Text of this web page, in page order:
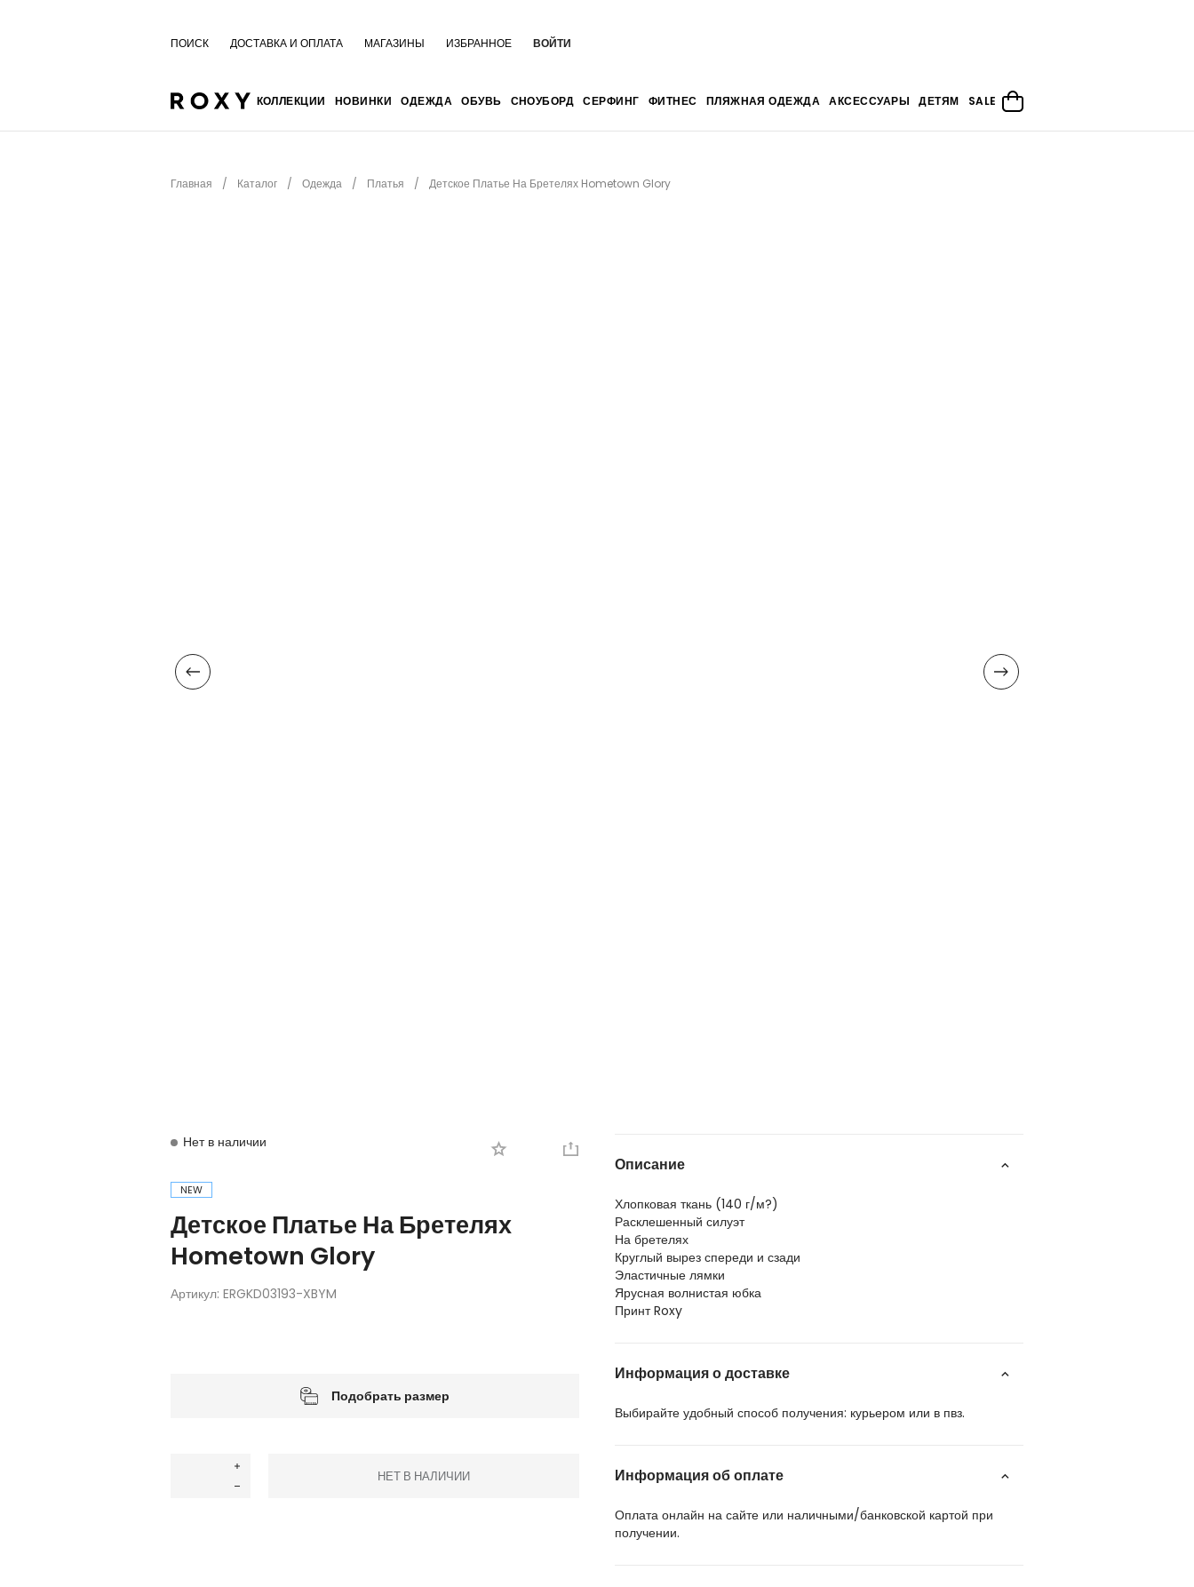
ПОИСК ДОСТАВКА И ОПЛАТА МАГАЗИНЫ ИЗБРАННОЕ ВОЙТИ
КОЛЛЕКЦИИ НОВИНКИ ОДЕЖДА ОБУВЬ СНОУБОРД СЕРФИНГ ФИТНЕС ПЛЯЖНАЯ ОДЕЖДА АКСЕССУАРЫ ДЕТЯМ SALE
Главная Каталог Одежда Платья Детское Платье На Бретелях Hometown Glory
Нет в наличии
NEW
Детское Платье На Бретелях
Hometown Glory
Артикул: ERGKD03193-XBYM
Подобрать размер
НЕТ В НАЛИЧИИ
Описание
Хлопковая ткань (140 г/м?)
Расклешенный силуэт
На бретелях
Круглый вырез спереди и сзади
Эластичные лямки
Ярусная волнистая юбка
Принт Roxy
Информация о доставке
Выбирайте удобный способ получения: курьером или в пвз.
Информация об оплате
Оплата онлайн на сайте или наличными/банковской картой при
получении.